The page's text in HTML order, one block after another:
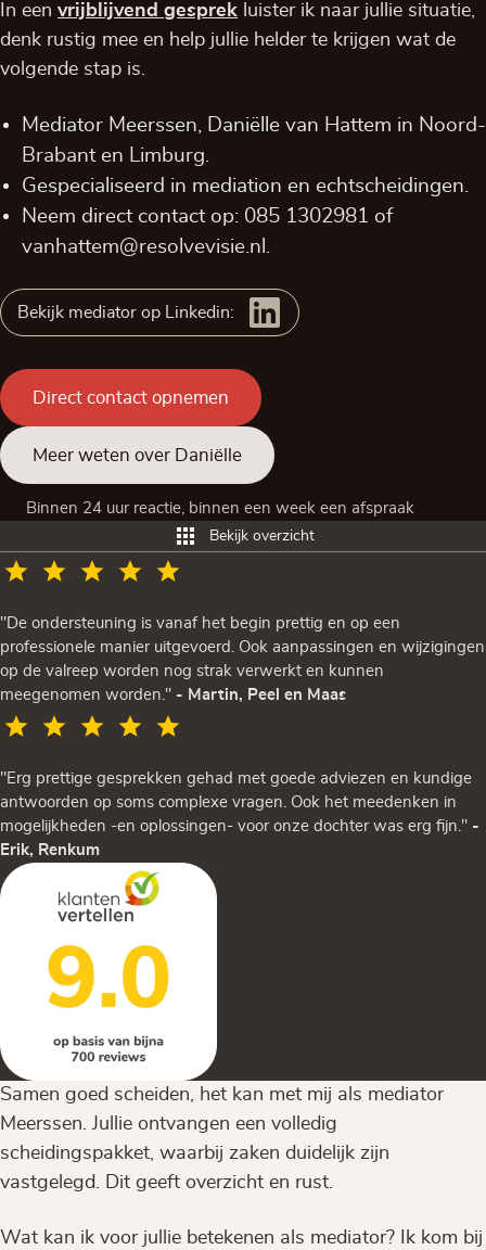
In een vrijblijvend gesprek luister ik naar jullie situatie,
denk rustig mee en help jullie helder te krijgen wat de
volgende stap is.
Mediator Meerssen, Daniëlle van Hattem in Noord-
Brabanten Limburg.
Gespecialiseerd in mediation en echtscheidingen.
Neem direct contact op: 085 1302981 of
vanhattem@resolvevisie.nl .
Bekijk mediator op Linkedin:
Direct contact opnemen
Meer weten over Daniëlle
Binnen 24 uur reactie, binnen een week een afspraak
Bekijk overzicht
"De ondersteuning is vanaf het begin prettig en op een
professionele manier uitgevoerd. Ook aanpassingen en wijzigingen
op de valreep worden nog strak verwerkt en kunnen
meegenomen worden." - Martin, Peel en Maas
"Erg prettige gesprekken gehad met goede adviezen en kundige
antwoorden op soms complexe vragen. Ook het meedenken in
mogelijkheden -en oplossingen- voor onze dochter was erg fijn." -
Erik, Renkum
Samen goed scheiden, het kan met mij als mediator
Meerssen. Jullie ontvangen een volledig
scheidingspakket, waarbij zaken duidelijk zijn
vastgelegd. Dit geeft overzicht en rust.
Wat kan ik voor jullie betekenen als mediator? Ik kom bij